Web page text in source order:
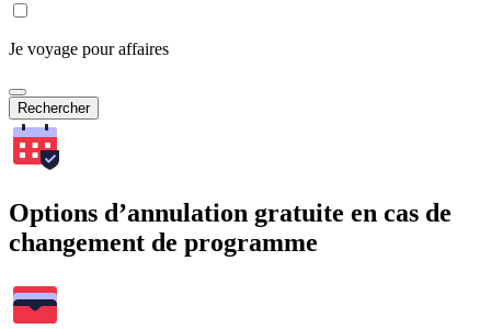
Je voyage pour affaires
Rechercher
Options d’annulation gratuite en cas de
changement de programme